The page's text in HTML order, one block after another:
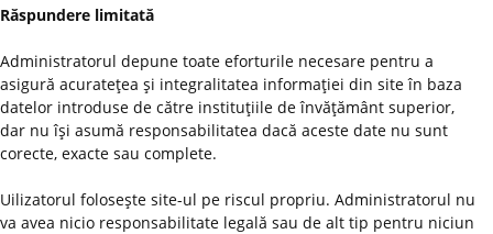
Răspundere limitată
Administratorul depune toate eforturile necesare pentru a
asigură acurateţea şi integralitatea informaţiei din site în baza
datelor introduse de către instituţiile de învăţământ superior,
dar nu îşi asumă responsabilitatea dacă aceste date nu sunt
corecte, exacte sau complete.
Uilizatorul foloseşte site-ul pe riscul propriu. Administratorul nu
va avea nicio responsabilitate legală sau de alt tip pentru niciun